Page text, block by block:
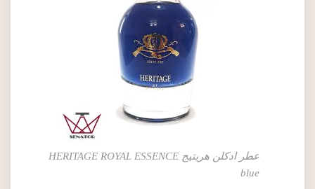
عطر ادکلن هریتیج HERITAGE ROYAL ESSENCE
blue